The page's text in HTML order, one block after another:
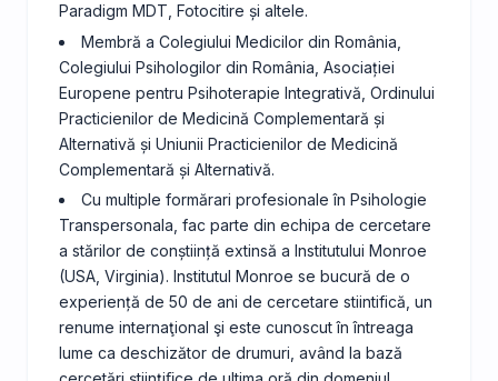
Paradigm MDT, Fotocitire și altele.
Membră a Colegiului Medicilor din România,
Colegiului Psihologilor din România, Asociației
Europene pentru Psihoterapie Integrativă, Ordinului
Practicienilor de Medicină Complementară și
Alternativă și Uniunii Practicienilor de Medicină
Complementară și Alternativă.
Cu multiple formărari profesionale în Psihologie
Transpersonala, fac parte din echipa de cercetare
a stărilor de conștiință extinsă a Institutului Monroe
(USA, Virginia). Institutul Monroe se bucură de o
experiență de 50 de ani de cercetare stiintifică, un
renume internaţional şi este cunoscut în întreaga
lume ca deschizător de drumuri, având la bază